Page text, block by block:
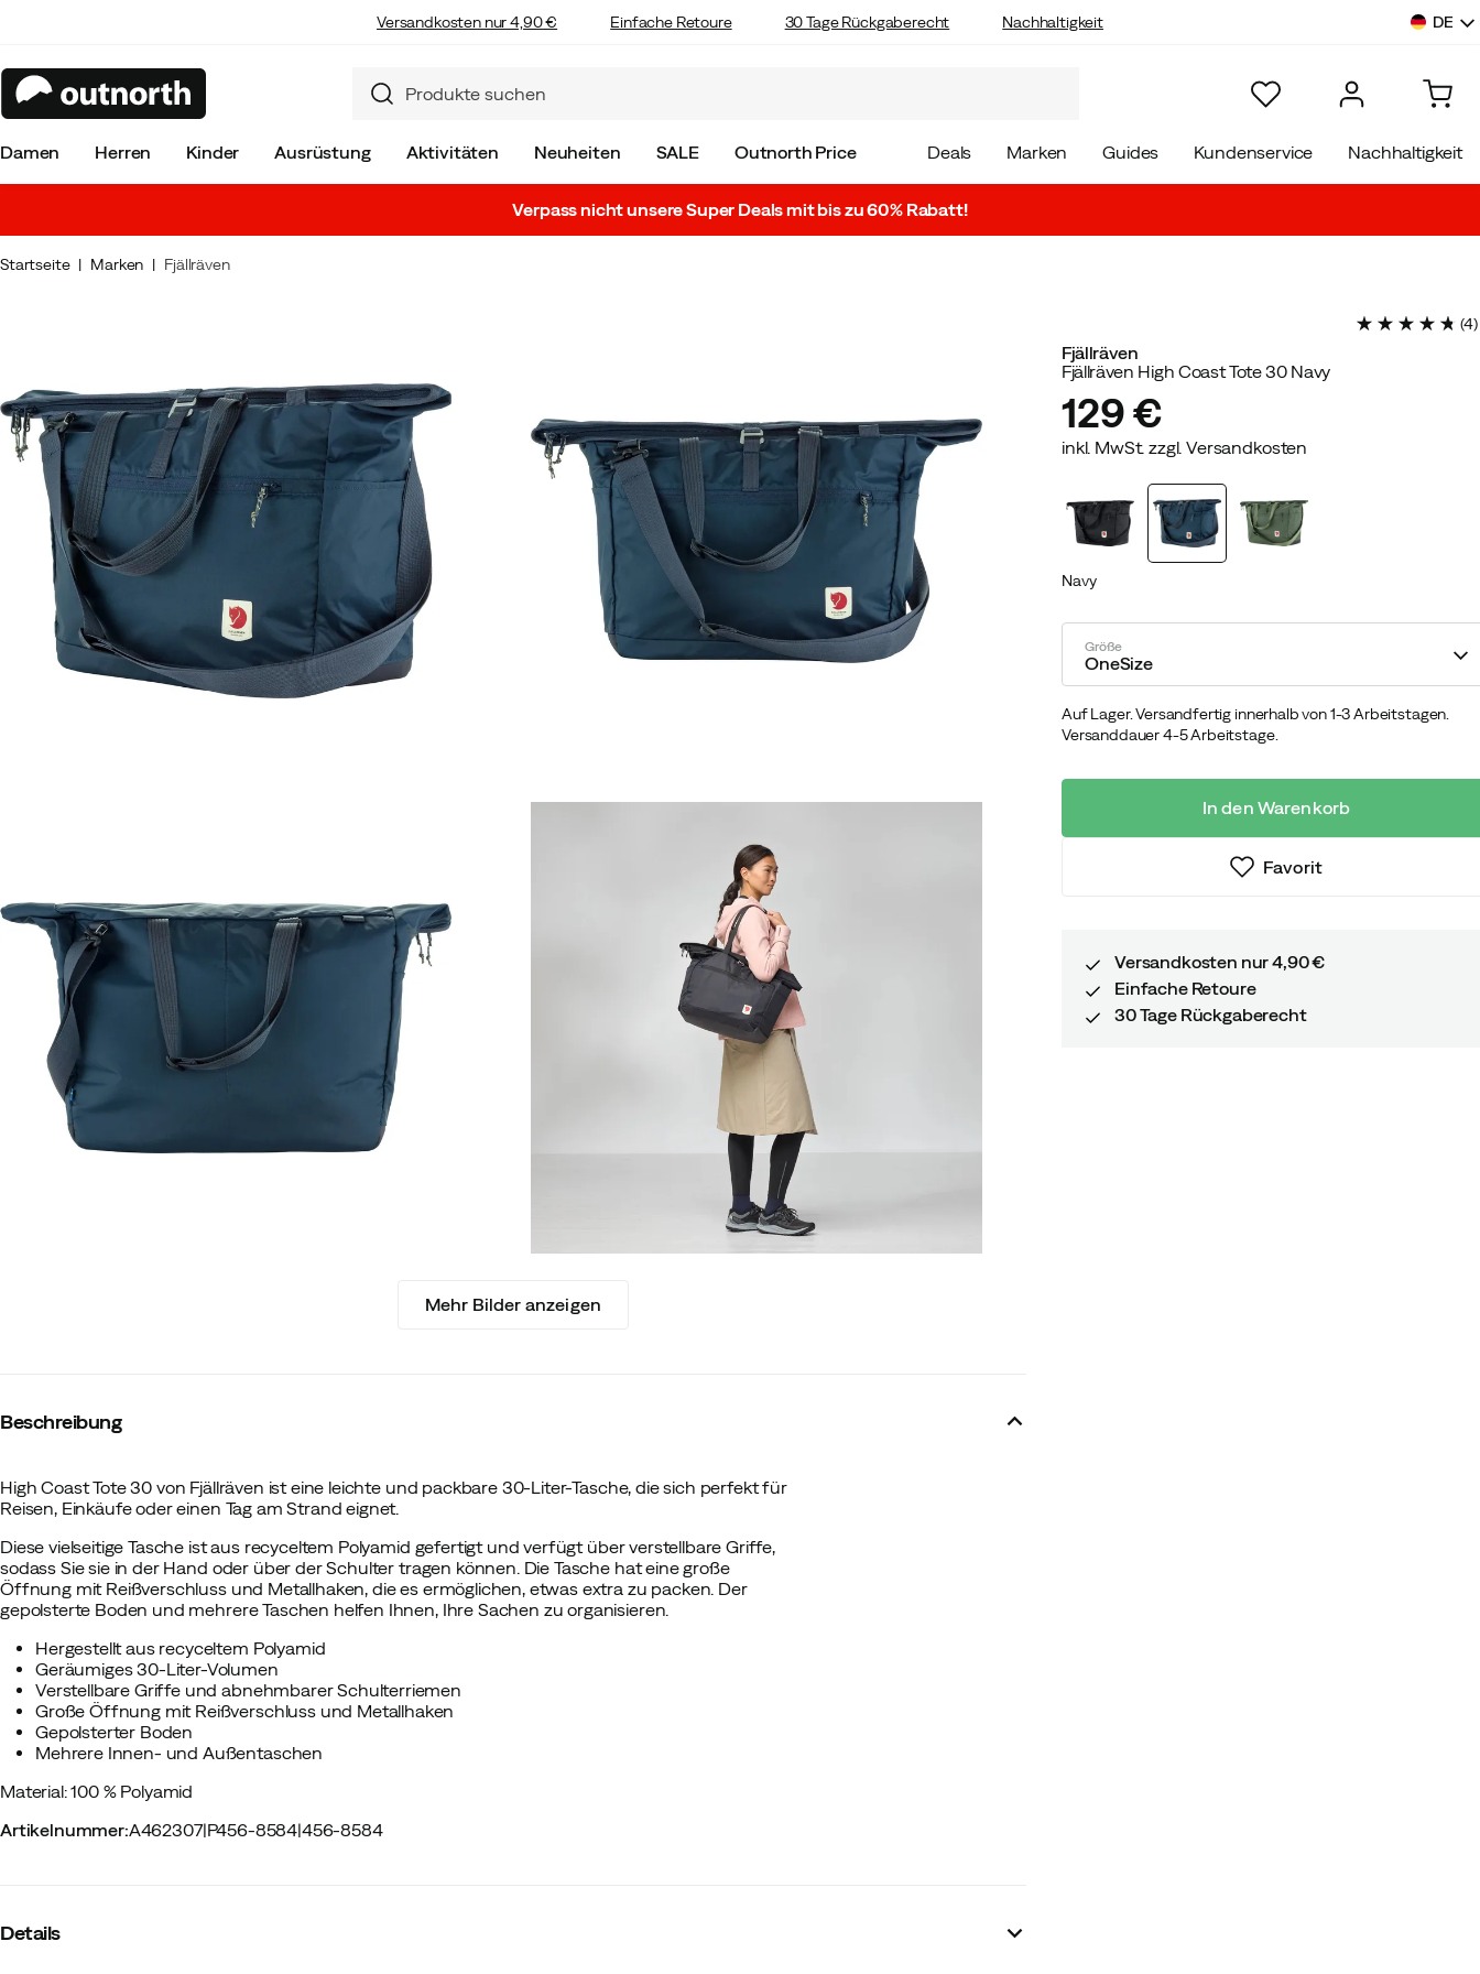
Versandkosten nur 4,90 € Einfache Retoure 30 Tage Rückgaberecht Nachhaltigkeit DE
Damen Herren Kinder Ausrüstung Aktivitäten Neuheiten SALE Outnorth Price Deals Marken Guides Kundenservice Nachhaltigkeit
Verpass nicht unsere Super Deals mit bis zu 60% Rabatt!
Startseite Marken Fjällräven
Mehr Bilder anzeigen
Beschreibung
High Coast Tote 30 von Fjällräven ist eine leichte und packbare 30-Liter-Tasche, die sich perfekt für
Reisen, Einkäufe oder einen Tag am Strand eignet.
Diese vielseitige Tasche ist aus recyceltem Polyamid gefertigt und verfügt über verstellbare Griffe,
sodass Sie sie in der Hand oder über der Schulter tragen können. Die Tasche hat eine große
Öffnung mit Reißverschluss und Metallhaken, die es ermöglichen, etwas extra zu packen. Der
gepolsterte Boden und mehrere Taschen helfen Ihnen, Ihre Sachen zu organisieren.
Hergestellt aus recyceltem Polyamid
Geräumiges 30-Liter-Volumen
Verstellbare Griffe und abnehmbarer Schulterriemen
Große Öffnung mit Reißverschluss und Metallhaken
Gepolsterter Boden
Mehrere Innen- und Außentaschen
Material: 100 % Polyamid
Artikelnummer:A462307|P456-8584|456-8584
Details
(4)
Fjällräven
Fjällräven High Coast Tote 30 Navy
129 €
inkl. MwSt. zzgl. Versandkosten
Navy
Größe
OneSize
Auf Lager. Versandfertig innerhalb von 1-3 Arbeitstagen.
Versanddauer 4-5 Arbeitstage.
In den Warenkorb
Favorit
Versandkosten nur 4,90 €
Einfache Retoure
30 Tage Rückgaberecht